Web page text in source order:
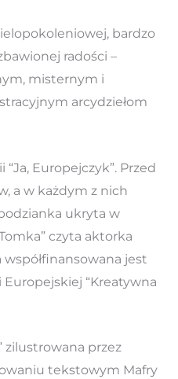
bardzo
radości –
misternym i
arcydziełom
“Ja, Europejczyk”. Przed
a w każdym z nich
ukryta w
czyta aktorka
współfinansowana jest
“Kreatywna
zilustrowana przez
tekstowym Mafry